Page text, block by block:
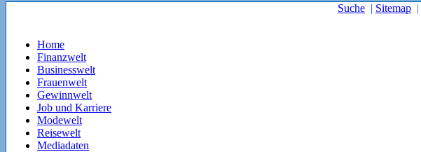
Suche | Sitemap |
Home
Finanzwelt
Businesswelt
Frauenwelt
Gewinnwelt
Job und Karriere
Modewelt
Reisewelt
Mediadaten